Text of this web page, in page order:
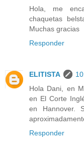
Hola, me
chaquetas
Muchas gracias
Responder
ELITISTA
Hola Dani, en
en El Corte
en Hannover.
Responder